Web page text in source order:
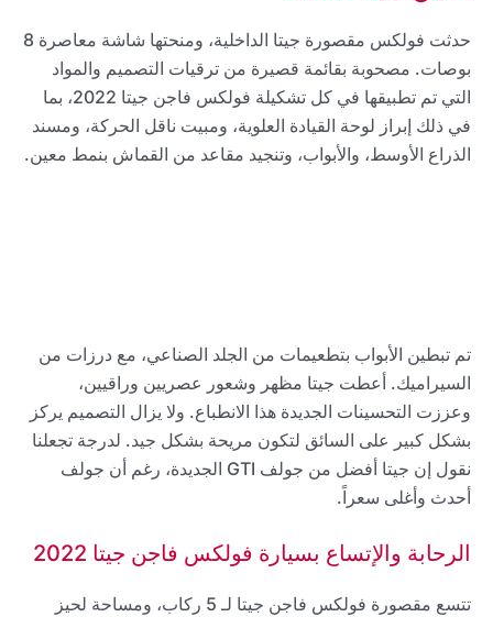
حدثت فولكس مقصورة جيتا الداخلية، ومنحتها شاشة معاصرة 8
بوصات. مصحوبة بقائمة قصيرة من ترقيات التصميم والمواد
التي تم تطبيقها في كل تشكيلة فولكس فاجن جيتا 2022، بما
في ذلك إبراز لوحة القيادة العلوية، ومبيت ناقل الحركة، ومسند
الذراع الأوسط، والأبواب، وتنجيد مقاعد من القماش بنمط معين.
تم تبطين الأبواب بتطعيمات من الجلد الصناعي، مع درزات من
السيراميك. أعطت جيتا مظهر وشعور عصريين وراقيين،
وعززت التحسينات الجديدة هذا الانطباع. ولا يزال التصميم يركز
بشكل كبير على السائق لتكون مريحة بشكل جيد. لدرجة تجعلنا
نقول إن جيتا أفضل من جولف GTI الجديدة، رغم أن جولف
أحدث وأغلى سعراً.
الرحابة والإتساع بسيارة فولكس فاجن جيتا 2022
تتسع مقصورة فولكس فاجن جيتا لـ 5 ركاب، ومساحة لحيز